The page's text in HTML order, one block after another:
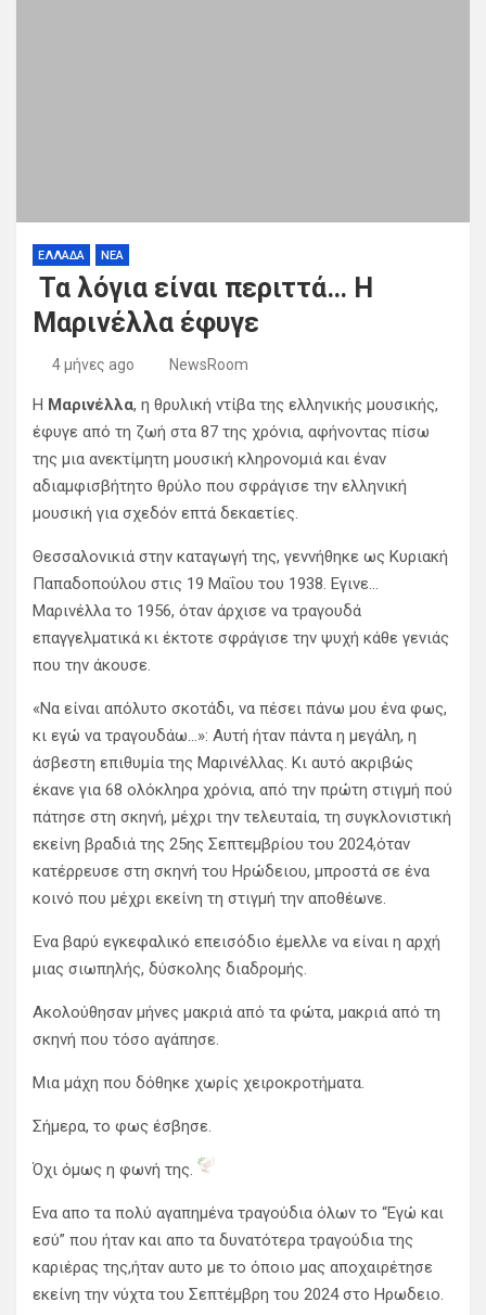
ΕΛΛΑΔΑ ΝΕΑ
Τα λόγια είναι περιττά… Η
Μαρινέλλα έφυγε
4 μήνες ago NewsRoom
Η Μαρινέλλα, η θρυλική ντίβα της ελληνικής μουσικής,
έφυγε από τη ζωή στα 87 της χρόνια, αφήνοντας πίσω
της μια ανεκτίμητη μουσική κληρονομιά και έναν
αδιαμφισβήτητο θρύλο που σφράγισε την ελληνική
μουσική για σχεδόν επτά δεκαετίες.
Θεσσαλονικιά στην καταγωγή της, γεννήθηκε ως Κυριακή
Παπαδοπούλου στις 19 Μαΐου του 1938. Εγινε…
Μαρινέλλα το 1956, όταν άρχισε να τραγουδά
επαγγελματικά κι έκτοτε σφράγισε την ψυχή κάθε γενιάς
που την άκουσε.
«Να είναι απόλυτο σκοτάδι, να πέσει πάνω μου ένα φως,
κι εγώ να τραγουδάω…»: Αυτή ήταν πάντα η μεγάλη, η
άσβεστη επιθυμία της Μαρινέλλας. Κι αυτό ακριβώς
έκανε για 68 ολόκληρα χρόνια, από την πρώτη στιγμή πού
πάτησε στη σκηνή, μέχρι την τελευταία, τη συγκλονιστική
εκείνη βραδιά της 25ης Σεπτεμβρίου του 2024,όταν
κατέρρευσε στη σκηνή του Ηρώδειου, μπροστά σε ένα
κοινό που μέχρι εκείνη τη στιγμή την αποθέωνε.
Ένα βαρύ εγκεφαλικό επεισόδιο έμελλε να είναι η αρχή
μιας σιωπηλής, δύσκολης διαδρομής.
Ακολούθησαν μήνες μακριά από τα φώτα, μακριά από τη
σκηνή που τόσο αγάπησε.
Μια μάχη που δόθηκε χωρίς χειροκροτήματα.
Σήμερα, το φως έσβησε.
Όχι όμως η φωνή της.
Ενα απο τα πολύ αγαπημένα τραγούδια όλων το “Εγώ και
εσύ” που ήταν και απο τα δυνατότερα τραγούδια της
καριέρας της,ήταν αυτο με το όποιο μας αποχαιρέτησε
εκείνη την νύχτα του Σεπτέμβρη του 2024 στο Ηρωδειο.